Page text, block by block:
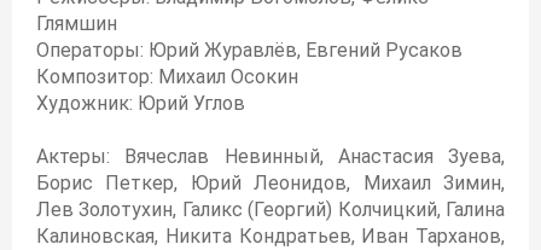
Глямшин
Операторы: Юрий Журавлёв, Евгений Русаков
Композитор: Михаил Осокин
Художник: Юрий Углов
Актеры: Вячеслав Невинный, Анастасия Зуева,
Борис Петкер, Юрий Леонидов, Михаил Зимин,
Лев Золотухин, Галикс (Георгий) Колчицкий, Галина
Калиновская, Никита Кондратьев, Иван Тарханов,